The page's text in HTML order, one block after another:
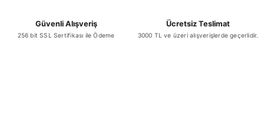
Güvenli Alışveriş
256 bit SSL Sertifikası ile Ödeme
Ücretsiz Teslimat
3000 TL ve üzeri alışverişlerde geçerlidir.